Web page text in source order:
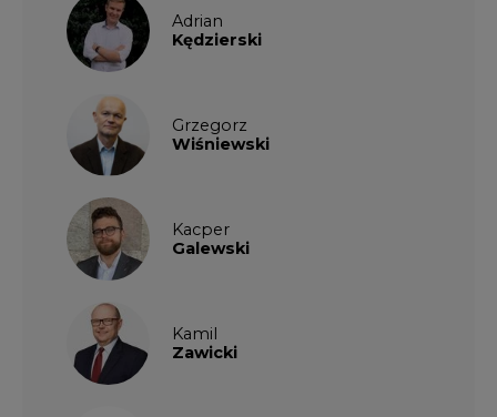
Adrian
Kędzierski
Grzegorz
Wiśniewski
Kacper
Galewski
Kamil
Zawicki